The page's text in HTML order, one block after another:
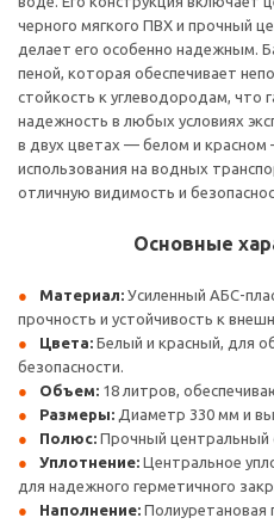
черного мягкого ПВХ и прочный
делает его особенно надежным.
пеной, которая обеспечивает
стойкость к углеводородам, что
надежность в любых условиях
в двух цветах — белом и
использования на водных
отличную видимость и
Основные
Материал: Усиленный АБС-
прочность и устойчивость к
Цвета: Белый и красный, для
безопасности.
Объем: 18 литров,
Размеры: Диаметр 330 мм и
Полюс: Прочный
Уплотнение: Центральное
для надежного герметичного
Наполнение: Полиуретановая